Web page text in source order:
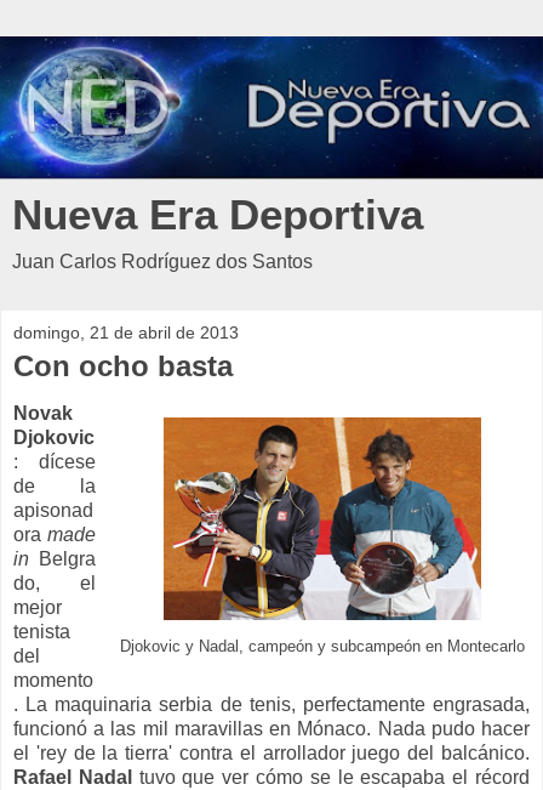
Nueva Era Deportiva
Juan Carlos Rodríguez dos Santos
domingo, 21 de abril de 2013
Con ocho basta
Djokovic y Nadal, campeón y subcampeón en Montecarlo
Novak
Djokovic
: dícese
de la
apisonad
oramade
in Belgra
do, el
mejor
tenista
del
momento
. La maquinaria serbia de tenis, perfectamente engrasada,
funcionó a las mil maravillas en Mónaco. Nada pudo hacer
el 'rey de la tierra' contra el arrollador juego del balcánico.
Rafael Nadal tuvo que ver cómo se le escapaba el récord